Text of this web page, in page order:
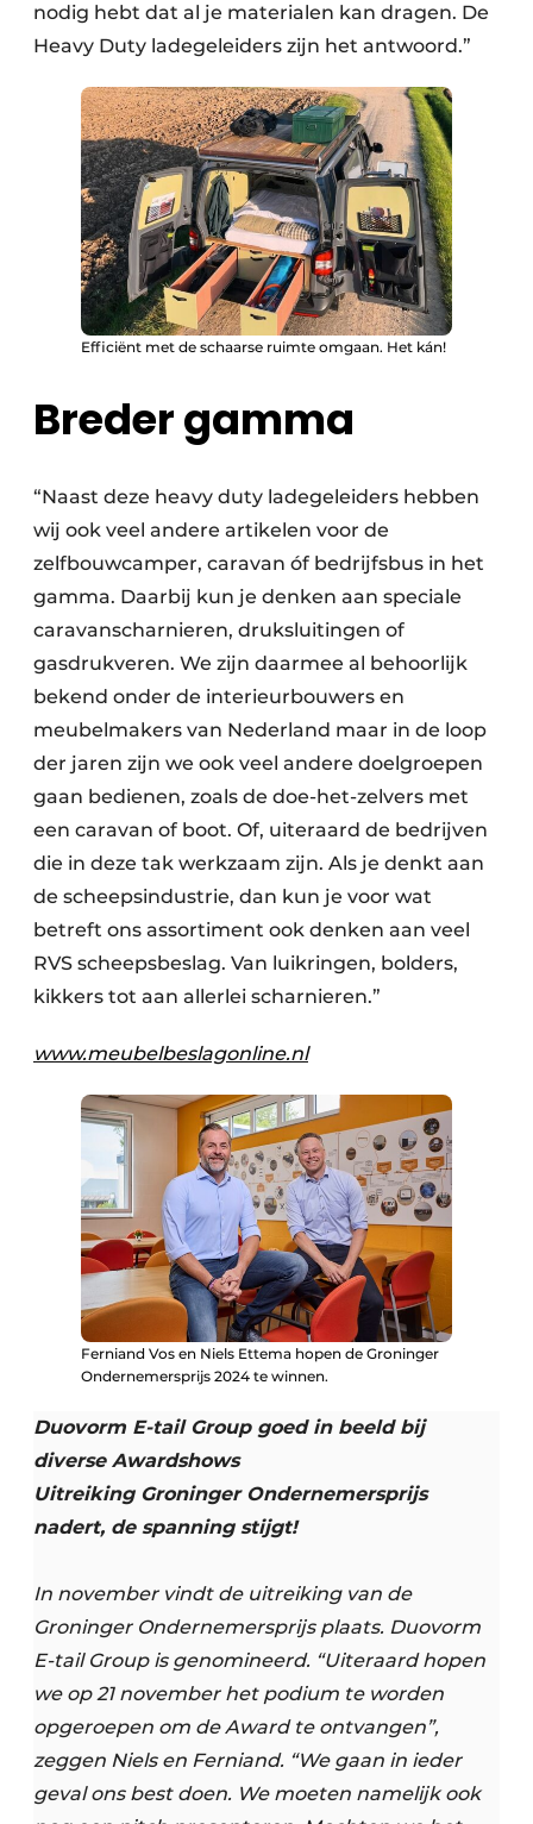
nodig hebt dat al je materialen kan dragen. De
Heavy Duty ladegeleiders zijn het antwoord.”
Efficiënt met de schaarse ruimte omgaan. Het kán!
Breder gamma
“Naast deze heavy duty ladegeleiders hebben
wij ook veel andere artikelen voor de
zelfbouwcamper, caravan óf bedrijfsbus in het
gamma. Daarbij kun je denken aan speciale
caravanscharnieren, druksluitingen of
gasdrukveren. We zijn daarmee al behoorlijk
bekend onder de interieurbouwers en
meubelmakers van Nederland maar in de loop
der jaren zijn we ook veel andere doelgroepen
gaan bedienen, zoals de doe-het-zelvers met
een caravan of boot. Of, uiteraard de bedrijven
die in deze tak werkzaam zijn. Als je denkt aan
de scheepsindustrie, dan kun je voor wat
betreft ons assortiment ook denken aan veel
RVS scheepsbeslag. Van luikringen, bolders,
kikkers tot aan allerlei scharnieren.”
www.meubelbeslagonline.nl
Ferniand Vos en Niels Ettema hopen de Groninger
Ondernemersprijs 2024 te winnen.
Duovorm E-tail Group goed in beeld bij
diverse Awardshows
Uitreiking Groninger Ondernemersprijs
nadert, de spanning stijgt!
In november vindt de uitreiking van de
Groninger Ondernemersprijs plaats. Duovorm
E-tail Group is genomineerd. “Uiteraard hopen
we op 21 november het podium te worden
opgeroepen om de Award te ontvangen”,
zeggen Niels en Ferniand. “We gaan in ieder
geval ons best doen. We moeten namelijk ook